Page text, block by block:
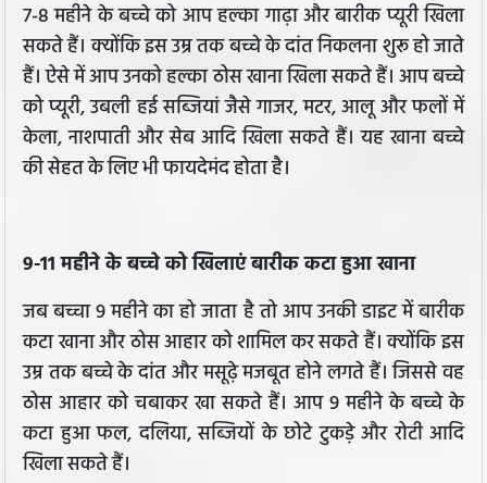
7-8 महीने के बच्चे को आप हल्का गाढ़ा और बारीक प्यूरी खिला
सकते हैं। क्योंकि इस उम्र तक बच्चे के दांत निकलना शुरू हो जाते
हैं। ऐसे में आप उनको हल्का ठोस खाना खिला सकते हैं। आप बच्चे
को प्यूरी, उबली हई सब्जियां जैसे गाजर, मटर, आलू और फलों में
केला, नाशपाती और सेब आदि खिला सकते हैं। यह खाना बच्चे
की सेहत के लिए भी फायदेमंद होता है।
9-11 महीने के बच्चे को खिलाएं बारीक कटा हुआ खाना
जब बच्चा 9 महीने का हो जाता है तो आप उनकी डाइट में बारीक
कटा खाना और ठोस आहार को शामिल कर सकते हैं। क्योंकि इस
उम्र तक बच्चे के दांत और मसूढ़े मजबूत होने लगते हैं। जिससे वह
ठोस आहार को चबाकर खा सकते हैं। आप 9 महीने के बच्चे के
कटा हुआ फल, दलिया, सब्जियों के छोटे टुकड़े और रोटी आदि
खिला सकते हैं।